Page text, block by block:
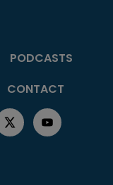
PODCASTS
CONTACT